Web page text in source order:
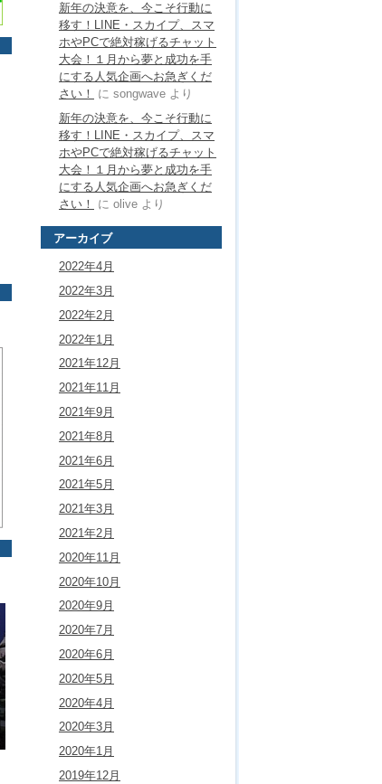
新年の決意を、今こそ行動に
移す！LINE・スカイプ、スマ
ホやPCで絶対稼げるチャット
大会！１月から夢と成功を手
にする人気企画へお急ぎくだ
さい！
に songwave より
新年の決意を、今こそ行動に
移す！LINE・スカイプ、スマ
ホやPCで絶対稼げるチャット
大会！１月から夢と成功を手
にする人気企画へお急ぎくだ
さい！
に olive より
アーカイブ
2022年4月
2022年3月
2022年2月
2022年1月
2021年12月
2021年11月
2021年9月
2021年8月
2021年6月
2021年5月
2021年3月
2021年2月
2020年11月
2020年10月
2020年9月
2020年7月
2020年6月
2020年5月
2020年4月
2020年3月
2020年1月
2019年12月